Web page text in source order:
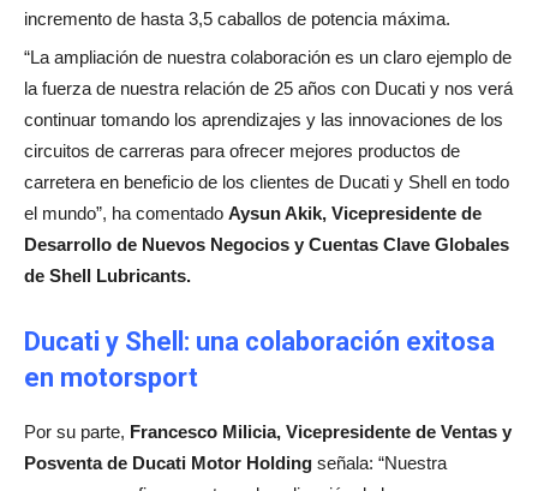
incremento de hasta 3,5 caballos de potencia máxima.
“La ampliación de nuestra colaboración es un claro ejemplo de
la fuerza de nuestra relación de 25 años con Ducati y nos verá
continuar tomando los aprendizajes y las innovaciones de los
circuitos de carreras para ofrecer mejores productos de
carretera en beneficio de los clientes de Ducati y Shell en todo
el mundo”, ha comentado Aysun Akik, Vicepresidente de
Desarrollo de Nuevos Negocios y Cuentas Clave Globales
de Shell Lubricants.
Ducati y Shell: una colaboración exitosa
en motorsport
Por su parte, Francesco Milicia, Vicepresidente de Ventas y
Posventa de Ducati Motor Holding señala: “Nuestra